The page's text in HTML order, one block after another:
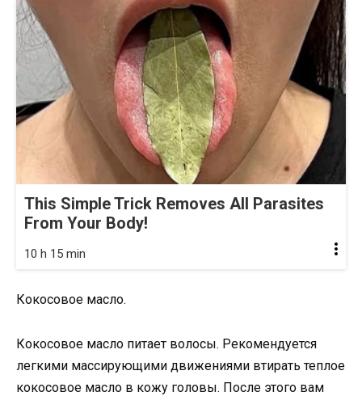
This Simple Trick Removes All Parasites
From Your Body!
10 h 15 min
Кокосовое масло.
Кокосовое масло питает волосы. Рекомендуется
легкими массирующими движениями втирать теплое
кокосовое масло в кожу головы. После этого вам